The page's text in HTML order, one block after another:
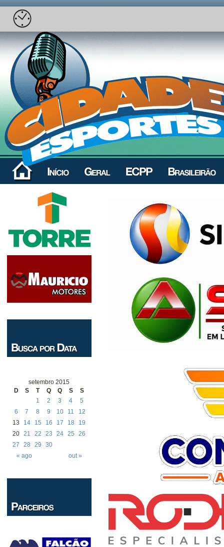
setembro 2015
D
S T Q Q S S
« ago out »
1 2 3 4
5
6
7 8 9 10 11
12
13
14 15 16 17 18
19
20 21 22 23 24 25
26
27
28 29 30